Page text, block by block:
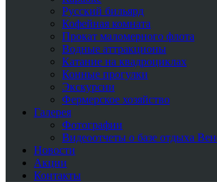
Русский бильярд
Кофейная комната
Прокат маломерного флота
Водные аттракционы
Катание на квадроциклах
Конные прогулки
Экскурсии
Фермерское хозяйство
Галерея
Фотографии
Видеоотчеты о базе отдыха
Новости
Акции
Контакты